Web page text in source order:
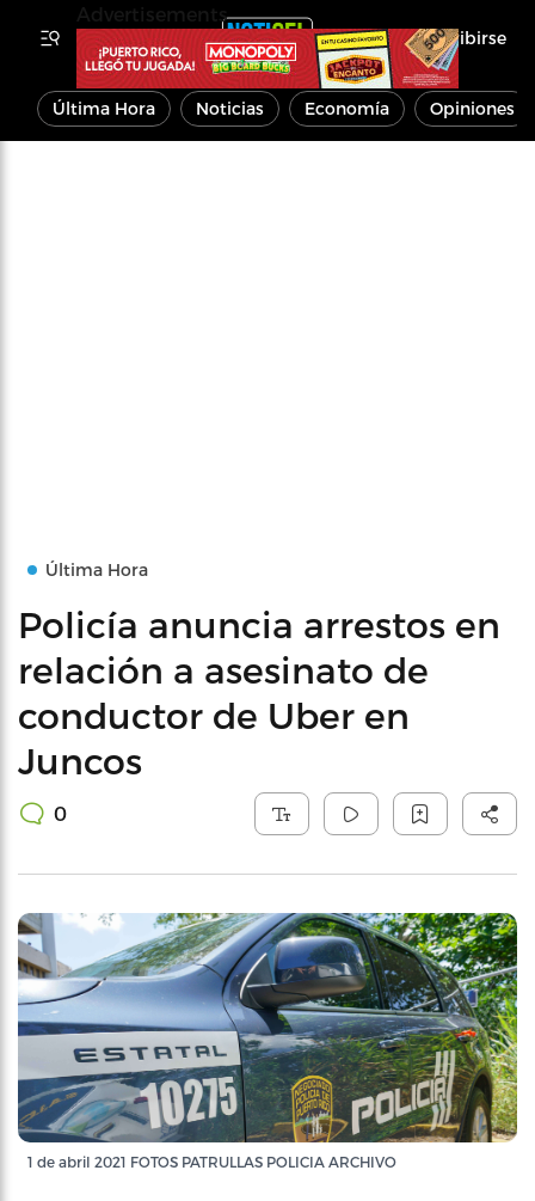
Inscribirse
Última Hora Noticias Economía Opiniones
Última Hora
Policía anuncia arrestos en
relación a asesinato de
conductor de Uber en
Juncos
0
1 de abril 2021 FOTOS PATRULLAS POLICIA ARCHIVO
Advertisements